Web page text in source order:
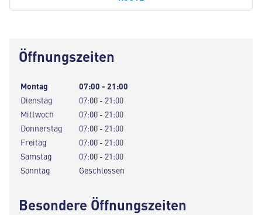
Öffnungszeiten
Montag
07:00 - 21:00
Dienstag
07:00 - 21:00
Mittwoch
07:00 - 21:00
Donnerstag
07:00 - 21:00
Freitag
07:00 - 21:00
Samstag
07:00 - 21:00
Sonntag
Geschlossen
Besondere Öffnungszeiten